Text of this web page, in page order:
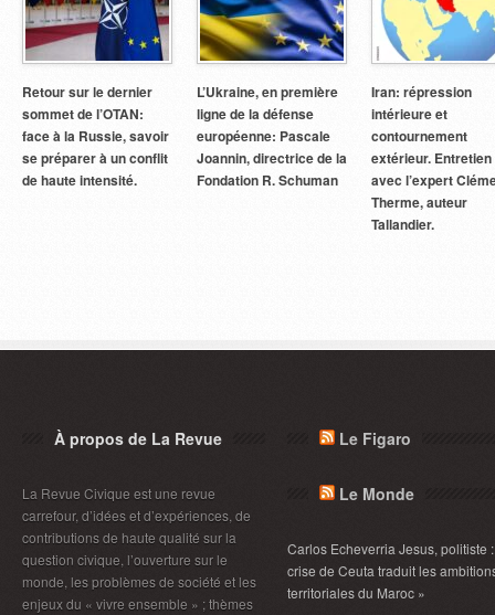
Retour sur le dernier
sommet de l’OTAN:
face à la Russie, savoir
se préparer à un conflit
de haute intensité.
L’Ukraine, en première
ligne de la défense
européenne: Pascale
Joannin, directrice de la
Fondation R. Schuman
Iran: répression
intérieure et
contournement
extérieur. Entretien
avec l’expert
Therme, auteur
Tallandier.
À propos de La Revue
La Revue Civique est une revue
carrefour, d’idées et d’expériences, de
contributions de haute qualité sur la
question civique, l’ouverture sur le
monde, les problèmes de société et les
enjeux du « vivre ensemble » ; thèmes
Le Figaro
Le Monde
Carlos Echeverria Jesus, politiste
crise de Ceuta traduit les
territoriales du Maroc »